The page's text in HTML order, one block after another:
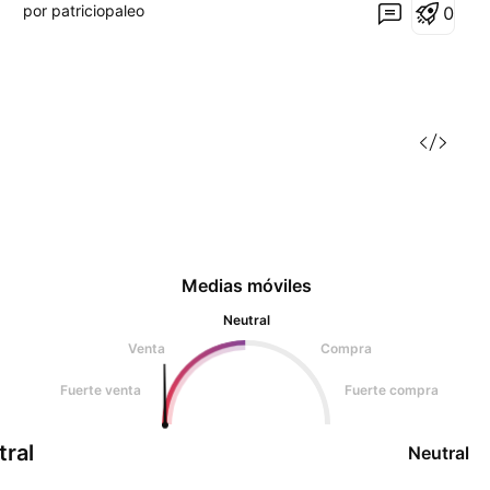
por patriciopaleo 0
Medias móviles
Neutral
Venta
Compra
Fuerte venta Fuerte compra
Neutral